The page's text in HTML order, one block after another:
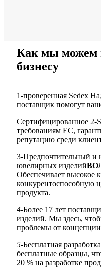
Как мы можем
бизнесу
1-проверенная Sedex
поставщик помогут
Сертифицированное 2-
требованиям ЕС,
репутацию среди
3-Предпочтительный и
ювелирных изделий
Обеспечивает высокое
конкурентоспособную
продукта.
4-Более 17 лет
изделий. Мы здесь,
проблемы от концепции
5-Бесплатная
бесплатные образцы,
20 % на разработке